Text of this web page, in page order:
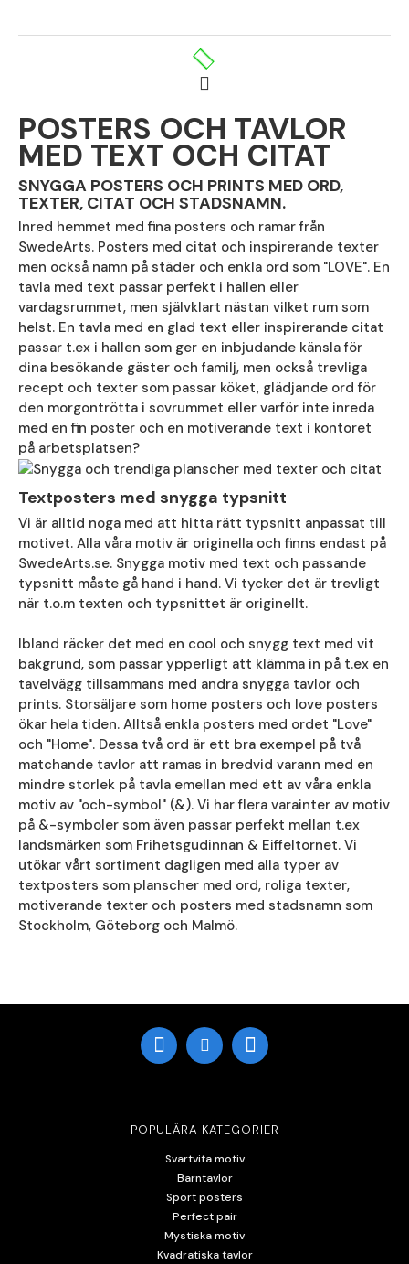
POSTERS OCH TAVLOR
MED TEXT OCH CITAT
SNYGGA POSTERS OCH PRINTS MED ORD,
TEXTER, CITAT OCH STADSNAMN.
Inred hemmet med fina posters och ramar från
SwedeArts. Posters med citat och inspirerande texter
men också namn på städer och enkla ord som "LOVE". En
tavla med text passar perfekt i hallen eller
vardagsrummet, men självklart nästan vilket rum som
helst. En tavla med en glad text eller inspirerande citat
passar t.ex i hallen som ger en inbjudande känsla för
dina besökande gäster och familj, men också trevliga
recept och texter som passar köket, glädjande ord för
den morgontrötta i sovrummet eller varför inte inreda
med en fin poster och en motiverande text i kontoret
på arbetsplatsen?
Textposters med snygga typsnitt
Vi är alltid noga med att hitta rätt typsnitt anpassat till
motivet. Alla våra motiv är originella och finns endast på
SwedeArts.se. Snygga motiv med text och passande
typsnitt måste gå hand i hand. Vi tycker det är trevligt
när t.o.m texten och typsnittet är originellt.
Ibland räcker det med en cool och snygg text med vit
bakgrund, som passar ypperligt att klämma in på t.ex en
tavelvägg tillsammans med andra snygga tavlor och
prints. Storsäljare som home posters och love posters
ökar hela tiden. Alltså enkla posters med ordet "Love"
och "Home". Dessa två ord är ett bra exempel på två
matchande tavlor att ramas in bredvid varann med en
mindre storlek på tavla emellan med ett av våra enkla
motiv av "och-symbol" (&). Vi har flera varainter av motiv
på &-symboler som även passar perfekt mellan t.ex
landsmärken som Frihetsgudinnan & Eiffeltornet. Vi
utökar vårt sortiment dagligen med alla typer av
textposters som planscher med ord, roliga texter,
motiverande texter och posters med stadsnamn som
Stockholm, Göteborg och Malmö.
POPULÄRA KATEGORIER
Svartvita motiv
Barntavlor
Sport posters
Perfect pair
Mystiska motiv
Kvadratiska tavlor